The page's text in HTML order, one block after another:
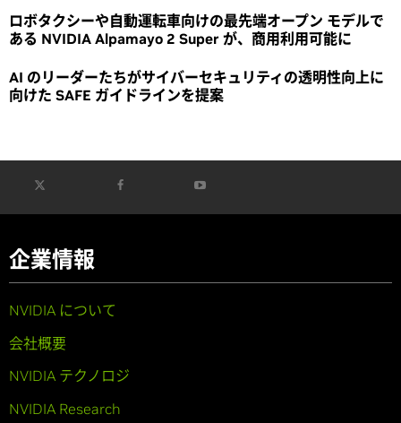
ロボタクシーや自動運転車向けの最先端オープン モデルで
ある NVIDIA Alpamayo 2 Super が、商用利用可能に
AI のリーダーたちがサイバーセキュリティの透明性向上に
向けた SAFE ガイドラインを提案
企業情報
NVIDIA について
会社概要
NVIDIA テクノロジ
NVIDIA Research